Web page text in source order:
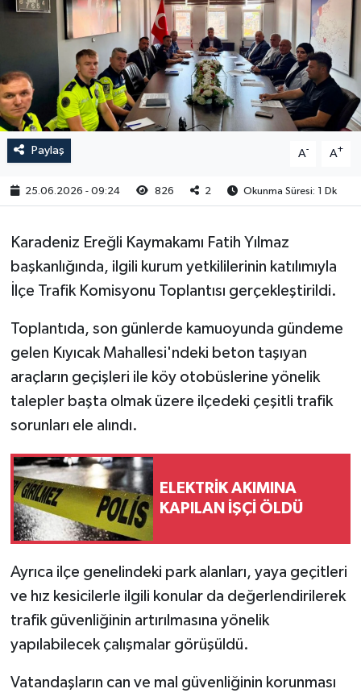
Paylaş A- A+
25.06.2026 - 09:24 826 2 Okunma Süresi: 1 Dk
Karadeniz Ereğli Kaymakamı Fatih Yılmaz
başkanlığında, ilgili kurum yetkililerinin katılımıyla
İlçe Trafik Komisyonu Toplantısı gerçekleştirildi.
Toplantıda, son günlerde kamuoyunda gündeme
gelen Kıyıcak Mahallesi'ndeki beton taşıyan
araçların geçişleri ile köy otobüslerine yönelik
talepler başta olmak üzere ilçedeki çeşitli trafik
sorunları ele alındı.
ELEKTRİK AKIMINA
KAPILAN İŞÇİ ÖLDÜ
Ayrıca ilçe genelindeki park alanları, yaya geçitleri
ve hız kesicilerle ilgili konular da değerlendirilerek
trafik güvenliğinin artırılmasına yönelik
yapılabilecek çalışmalar görüşüldü.
Vatandaşların can ve mal güvenliğinin korunması